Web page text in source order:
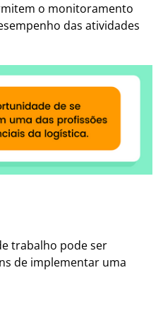
o monitoramento
das atividades
trabalho pode ser
de implementar uma